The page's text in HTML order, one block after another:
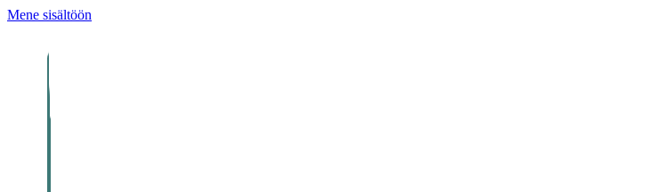
Mene sisältöön